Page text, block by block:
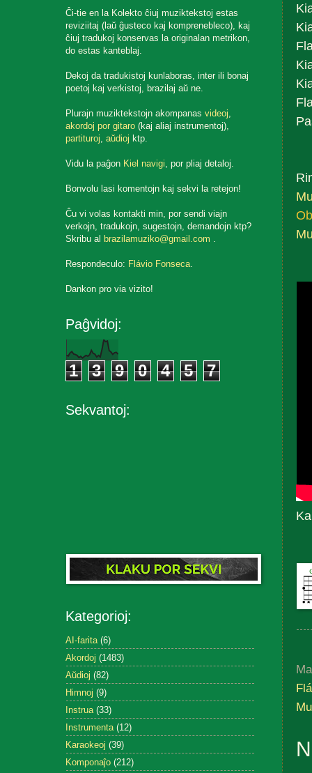
Ĉi-tie en la Kolekto ĉiuj muziktekstoj estas
reviziitaj (laŭ ĝusteco kaj komprenebleco), kaj
ĉiuj tradukoj konservas la originalan metrikon,
do estas kanteblaj.
Dekoj da tradukistoj kunlaboras, inter ili bonaj
poetoj kaj verkistoj, brazilaj aŭ ne.
Plurajn muziktekstojn akompanasvideoj,
akordoj por gitaro (kaj aliaj instrumentoj),
partituroj,aŭdioj ktp.
Vidu la paĝon Kiel navigi, por pliaj detaloj.
Bonvolu lasi komentojn kaj sekvi la retejon!
Ĉu vi volas kontakti min, por sendi viajn
verkojn, tradukojn, sugestojn, demandojn ktp?
Skribu al brazilamuziko@gmail.com .
Respondeculo: Flávio Fonseca.
Dankon pro via vizito!
Paĝvidoj:
1 3 9 0 4 5 7
Sekvantoj:
Kategorioj:
AI-farita (6)
Akordoj (1483)
Aŭdioj (82)
Himnoj (9)
Instrua (33)
Instrumenta (12)
Karaokeoj (39)
Komponaĵo (212)